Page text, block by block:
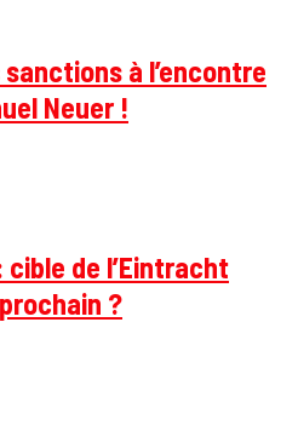
à l’encontre
Neuer !
de l’Eintracht
?